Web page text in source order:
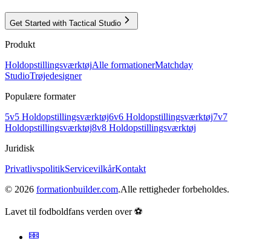
Get Started with Tactical Studio
Produkt
HoldopstillingsværktøjAlle formationerMatchday
StudioTrøjedesigner
Populære formater
5v5 Holdopstillingsværktøj6v6 Holdopstillingsværktøj7v7
Holdopstillingsværktøj8v8 Holdopstillingsværktøj
Juridisk
PrivatlivspolitikServicevilkårKontakt
© 2026 formationbuilder.com.Alle rettigheder forbeholdes.
Lavet til fodboldfans verden over ⚽